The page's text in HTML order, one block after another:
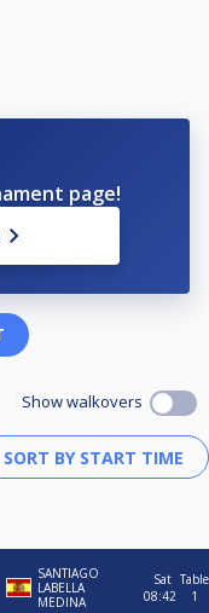
page!
Show walkovers
SANTIAGO
LABELLA
MEDINA
Sat
08:42
Table
1